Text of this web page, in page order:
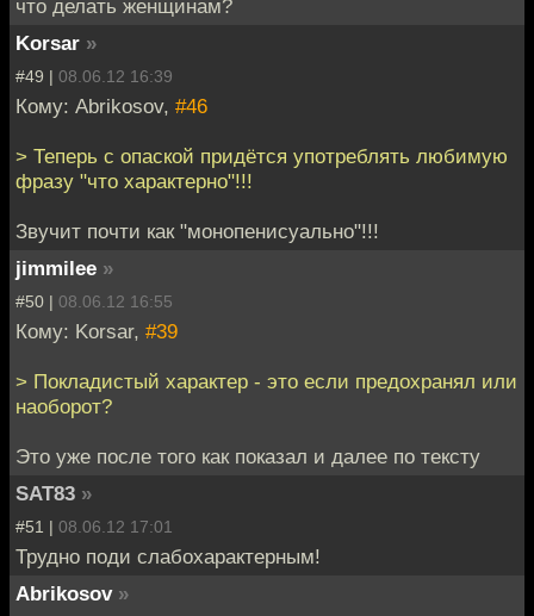
что делать женщинам?
Korsar »
#49 | 08.06.12 16:39
Кому: Abrikosov, #46
> Теперь с опаской придётся употреблять любимую
фразу "что характерно"!!!
Звучит почти как "монопенисуально"!!!
jimmilee »
#50 | 08.06.12 16:55
Кому: Korsar, #39
> Покладистый характер - это если предохранял или
наоборот?
Это уже после того как показал и далее по тексту
SAT83 »
#51 | 08.06.12 17:01
Трудно поди слабохарактерным!
Abrikosov »